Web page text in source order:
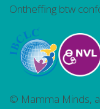
Ontheffing btw
© Mamma Minds,